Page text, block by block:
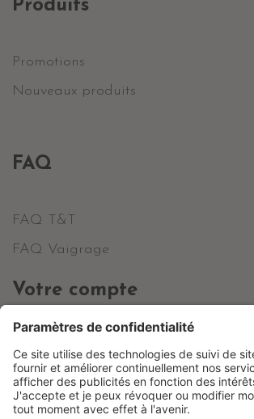
Produits
Promotions
Nouveaux produits
FAQ
FAQ T&T
FAQ Vaigrage
Votre compte
Informations personnelles
Commandes
Avoirs